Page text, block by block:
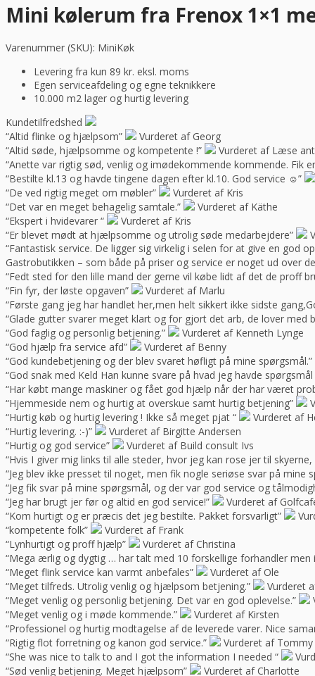
Mini kølerum fra Frenox 1×1
Varenummer (SKU): MiniKøk
Levering fra kun 89 kr. eksl. moms
Egen serviceafdeling og egne teknikkere
10.000 m2 lager og hurtig levering
Kundetilfredshed
“Altid flinke og hjælpsom”
Vurderet af Georg
“Altid søde, hjælpsomme og kompetente !”
Vurderet af Læse
“Anette var rigtig sød, venlig og imødekommende kommende. Fik
“Bestilte kl.13 og havde tingene dagen efter kl.10. God service ☺”
“De ved rigtig meget om møbler”
Vurderet af Kris
“Det var en meget behagelig samtale.”
Vurderet af Käthe
“Ekspert i hvidevarer “
Vurderet af Kris
“Er blevet mødt at hjælpsomme og utrolig søde medarbejdere”
“Fantastisk service. De ligger sig virkelig i selen for at give en god
Gastrobutikken – som både på priser og service er noget ud over
“Fedt sted for den lille mand der gerne vil købe lidt af det de proff
“Fin fyr, der løste opgaven”
Vurderet af Marlu
“Første gang jeg har handlet her,men helt sikkert ikke sidste
“Glade gutter svarer meget klart og for gjort det arb, de lover med
“God faglig og personlig betjening.”
Vurderet af Kenneth Lynge
“God hjælp fra service afd”
Vurderet af Benny
“God kundebetjening og der blev svaret høfligt på mine spørgsmål.”
“God snak med Keld Han kunne svare på hvad jeg havde spørgsmål
“Har købt mange maskiner og fået god hjælp når der har været
“Hjemmeside nem og hurtig at overskue samt hurtig betjening”
“Hurtig køb og hurtig levering ! Ikke så meget pjat “
Vurderet af
“Hurtig levering. :-)”
Vurderet af Birgitte Andersen
“Hurtig og god service”
Vurderet af Build consult Ivs
“Hvis I giver mig links til alle steder, hvor jeg kan rose jer til
“Jeg blev ikke presset til noget, men fik nogle seriøse svar på mine
“Jeg fik svar på mine spørgsmål, og der var god service og
“Jeg har brugt jer før og altid en god service!”
Vurderet af
“Kom hurtigt og er præcis det jeg bestilte. Pakket forsvarligt”
“kompetente folk”
Vurderet af Frank
“Lynhurtigt og proff hjælp”
Vurderet af Christina
“Mega ærlig og dygtig … har talt med 10 forskellige forhandler men
“Meget flink service kan varmt anbefales”
Vurderet af Ole
“Meget tilfreds. Utrolig venlig og hjælpsom betjening.”
Vurderet
“Meget venlig og personlig betjening. Det var en god oplevelse.”
“Meget venlig og i møde kommende.”
Vurderet af Kirsten
“Professionel og hurtig modtagelse af de leverede varer. Nice
“Rigtig flot forretning og kanon god service.”
Vurderet af
“She was nice to talk to and I got the information I needed “
“Sød venlig betjening. Meget hjælpsom”
Vurderet af Charlotte